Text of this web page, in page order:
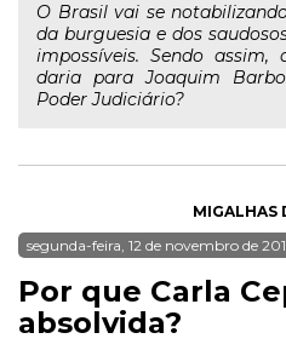
O Brasil vai se
da burguesia e dos
impossíveis. Sendo assim,
daria para Joaquim
Poder Judiciário?
MIGALHAS
segunda-feira, 12 de novembro de
Por que Carla
absolvida?